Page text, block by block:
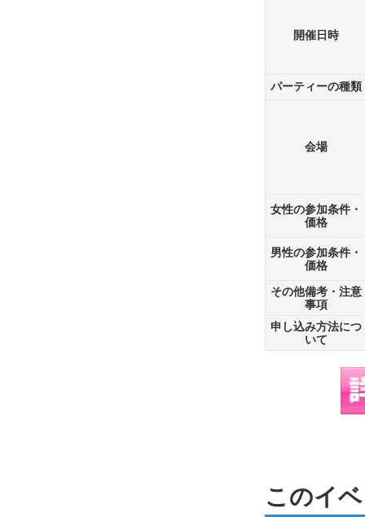
開催日時
パーティーの種類
会場
女性の参加条件・
価格
男性の参加条件・
価格
その他備考・注意
事項
申し込み方法につ
いて
このイ